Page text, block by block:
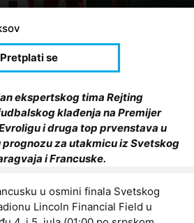
ekspertskog tima Rejting
klađenja na Premijer
i druga top prvenstava u
prognozu za utakmicu iz Svetskog
i Francuske.
u osmini finala Svetskog
Lincoln Financial Field u